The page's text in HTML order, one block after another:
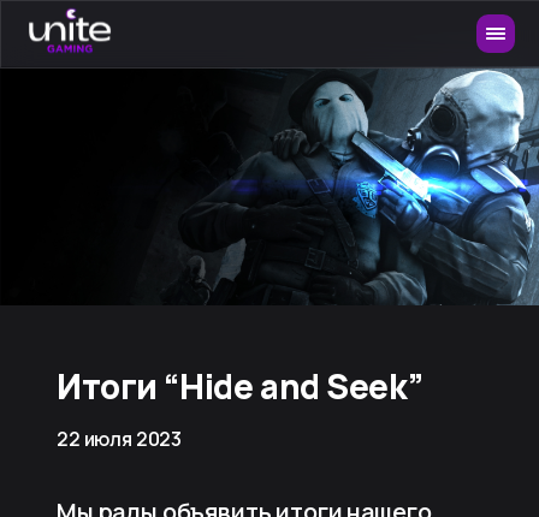
Итоги “Hide and Seek”
22 июля 2023